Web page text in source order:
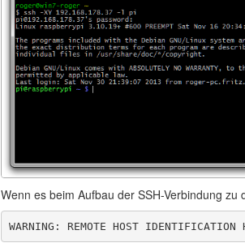
Wenn es beim Aufbau der SSH-Verbindung zu
WARNING: REMOTE HOST IDENTIFICATION